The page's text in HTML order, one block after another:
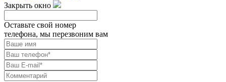
Закрыть окно
Оставьте свой номер
телефона, мы перезвоним вам